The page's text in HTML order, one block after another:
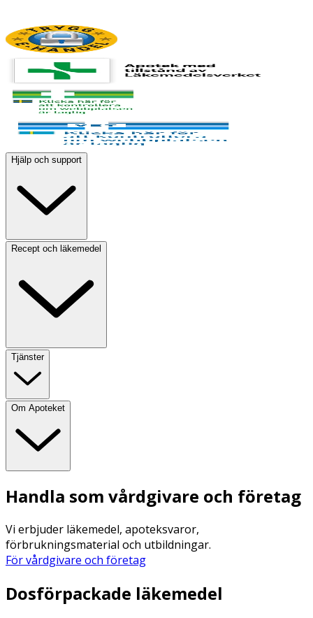
Hjälp och support
Recept och läkemedel
Tjänster
Om Apoteket
Handla som vårdgivare och företag
Vi erbjuder läkemedel, apoteksvaror,
förbrukningsmaterial och utbildningar.
För vårdgivare och företag
Dosförpackade läkemedel